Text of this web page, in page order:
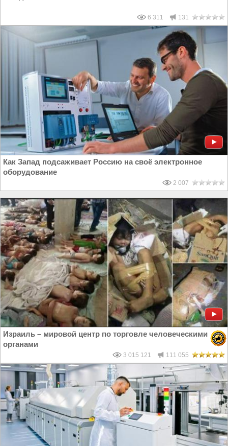
6 311 131
Как Запад подсаживает Россию на своё электронное
оборудование
2 007
Израиль – мировой центр по торговле человеческими
органами
3 015 121 111 055